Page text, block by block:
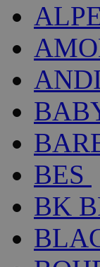
BES
BK